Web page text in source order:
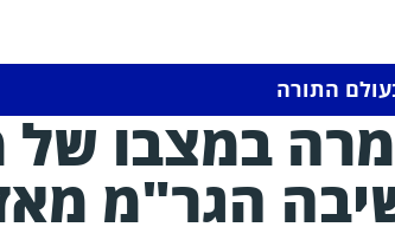
התורה
במצבו של
הגר"מ